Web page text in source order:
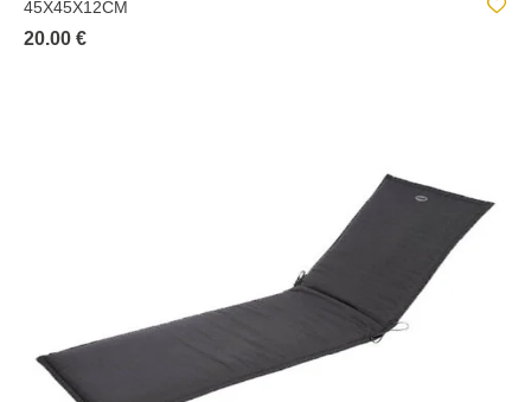
45X45X12CM
20.00 €